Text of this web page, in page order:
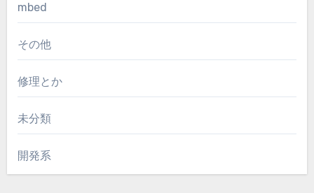
mbed
その他
修理とか
未分類
開発系